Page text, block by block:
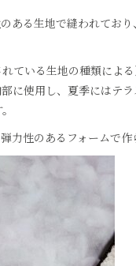
ある生地で縫われてお
ている生地の種類によ
に使用し、夏季にはテラ
力性のあるフォームで作